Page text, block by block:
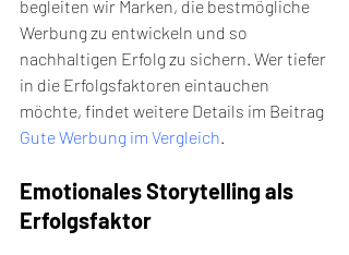
begleiten wir Marken, die bestmögliche
Werbung zu entwickeln und so
nachhaltigen Erfolg zu sichern. Wer tiefer
in die Erfolgsfaktoren eintauchen
möchte, findet weitere Details im Beitrag
Gute Werbung im Vergleich.
Emotionales Storytelling als
Erfolgsfaktor